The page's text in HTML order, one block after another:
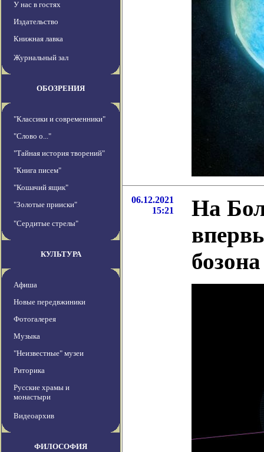
У нас в гостях
Издательство
Книжная лавка
Журнальный зал
ОБОЗРЕНИЯ
"Классики и современники"
"Слово о..."
"Тайная история творений"
"Книга писем"
"Кошачий ящик"
"Золотые прииски"
"Сердитые стрелы"
КУЛЬТУРА
Афиша
Новые передвжиники
Фотогалерея
Музыка
"Неизвестные" музеи
Риторика
Русские храмы и
монастыри
Видеоархив
ФИЛОСОФИЯ
06.12.2021
15:21
На